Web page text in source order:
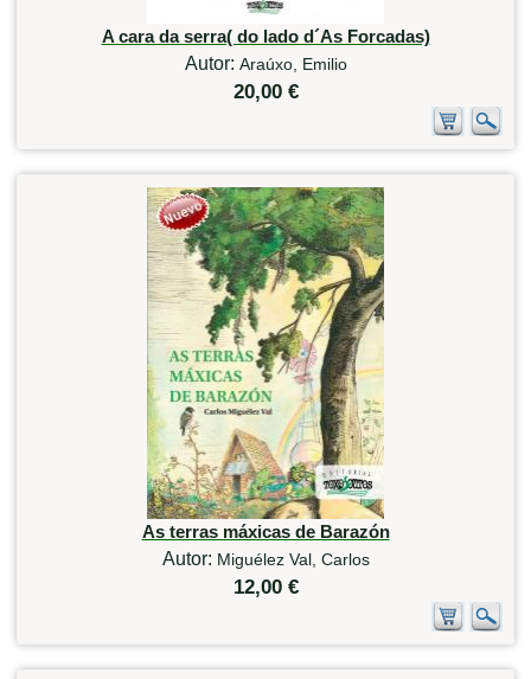
A cara da serra( do lado d´As Forcadas)
Autor: Araúxo, Emilio
20,00 €
As terras máxicas de Barazón
Autor: Miguélez Val, Carlos
12,00 €